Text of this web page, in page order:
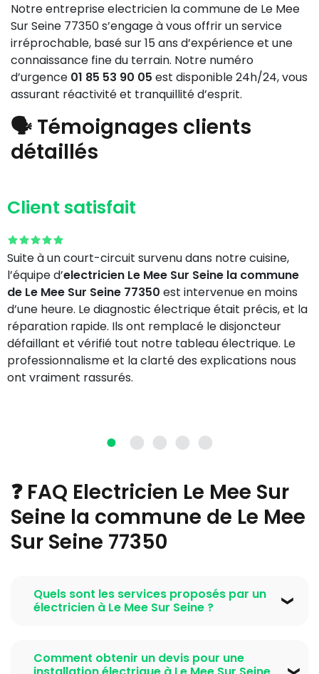
Notre entreprise electricien la commune de Le Mee
Sur Seine 77350 s’engage à vous offrir un service
irréprochable, basé sur 15 ans d’expérience et une
connaissance fine du terrain. Notre numéro
d’urgence 01 85 53 90 05 est disponible 24h/24, vous
assurant réactivité et tranquillité d’esprit.
🗣️ Témoignages clients
détaillés
Client satisfait
Suite à un court-circuit survenu dans notre cuisine,
l’équipe d’electricien Le Mee Sur Seine la commune
de Le Mee Sur Seine 77350 est intervenue en moins
d’une heure. Le diagnostic électrique était précis, et la
réparation rapide. Ils ont remplacé le disjoncteur
défaillant et vérifié tout notre tableau électrique. Le
professionnalisme et la clarté des explications nous
ont vraiment rassurés.
❓ FAQ Electricien Le Mee Sur
Seine la commune de Le Mee
Sur Seine 77350
Quels sont les services proposés par un
électricien à Le Mee Sur Seine ?
Mee Sur Seine 77350 propose une large gamme de
services, notamment l’installation électrique neuve,
Comment obtenir un devis pour une